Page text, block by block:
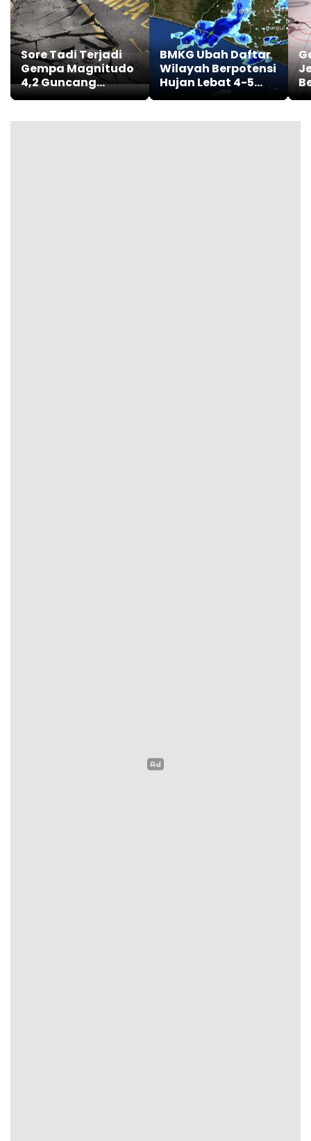
Sore Tadi Terjadi
Gempa Magnitudo
4,2 Guncang
Tuapejat Sumatra
BMKG Ubah Daftar
Wilayah Berpotensi
Hujan Lebat 4-5
Agustus 2026, Cek